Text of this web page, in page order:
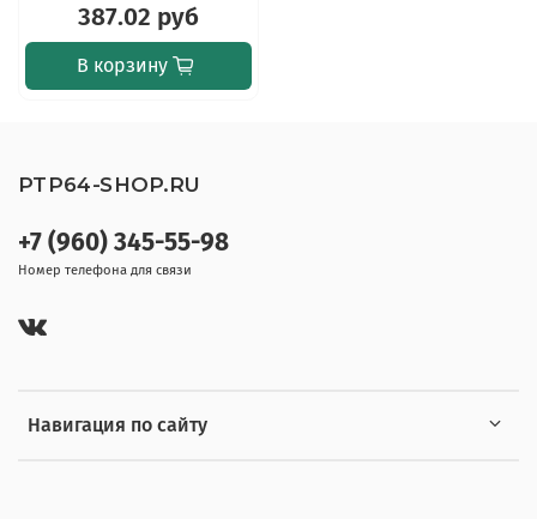
387.02 руб
В корзину
Навигация по сайту
+7 (960) 345-55-98
Номер телефона для связи
PTP64-SHOP.RU